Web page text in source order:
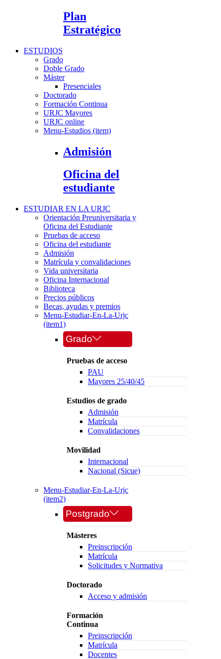
Plan
Estratégico
ESTUDIOS
Grado
Doble Grado
Máster
Presenciales
Doctorado
Formación Continua
URJC Mayores
URJC online
Menu-Estudios (item)
Admisión
Oficina del
estudiante
ESTUDIAR EN LA URJC
Orientación Preuniversitaria y
Oficina del Estudiante
Pruebas de acceso
Oficina del estudiante
Admisión
Matrícula y convalidaciones
Vida universitaria
Oficina Internacional
Biblioteca
Precios públicos
Becas, ayudas y premios
Menu-Estudiar-En-La-Urjc
(item1)
Grado
Pruebas de acceso
PAU
Mayores 25/40/45
Estudios de grado
Admisión
Matrícula
Convalidaciones
Movilidad
Internacional
Nacional (Sicue)
Menu-Estudiar-En-La-Urjc
(item2)
Postgrado
Másteres
Preinscripción
Matrícula
Solicitudes y Normativa
Doctorado
Acceso y admisión
Formación
Continua
Preinscripción
Matrícula
Docentes